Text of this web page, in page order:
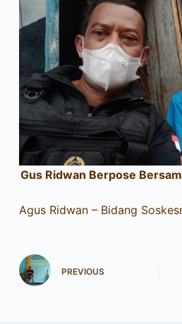
Gus Ridwan Berpose
Agus Ridwan – Bidang
PREVIOUS